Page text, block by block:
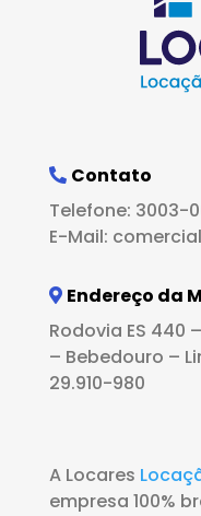
Contato
Telefone: 3003-
E-Mail:
Endereço da
Rodovia ES 440
– Bebedouro –
29.910-980
A Locares
empresa 100%